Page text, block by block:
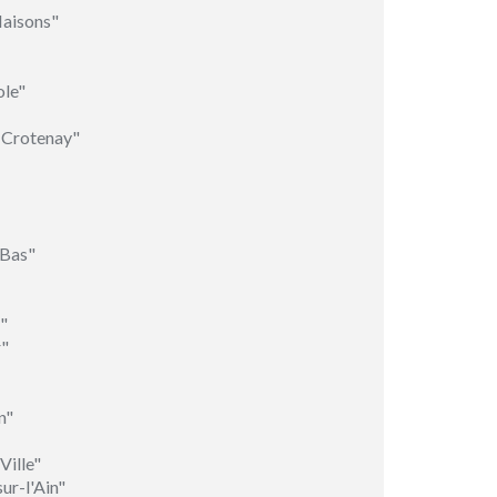
l'Ain"